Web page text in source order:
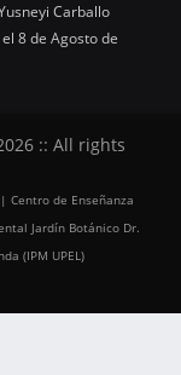
Carballo
8 de Agosto de
:: All rights
Centro de Enseñanza
Jardín Botánico Dr.
(IPM UPEL)